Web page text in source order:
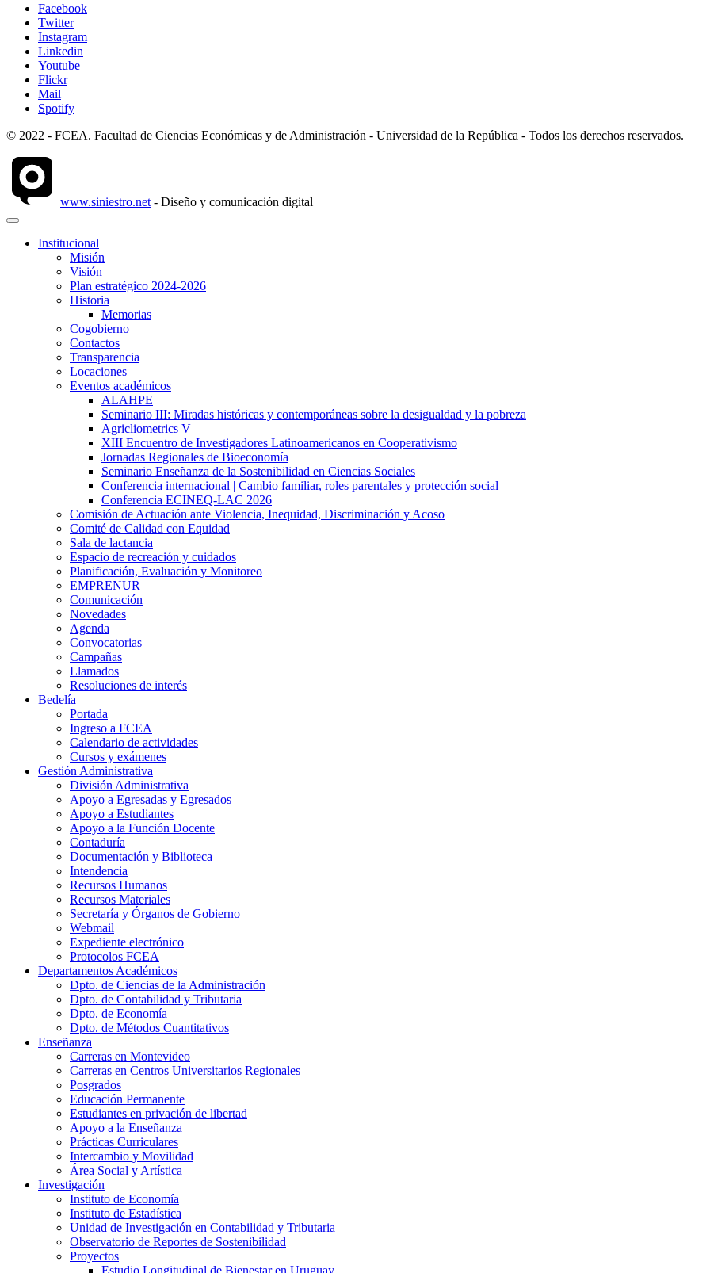
Facebook
Twitter
Instagram
Linkedin
Youtube
Flickr
Mail
Spotify
© 2022 - FCEA. Facultad de Ciencias Económicas y de Administración - Universidad de la República - Todos los derechos reservados.
www.siniestro.net - Diseño y comunicación digital
Institucional
Misión
Visión
Plan estratégico 2024-2026
Historia
Memorias
Cogobierno
Contactos
Transparencia
Locaciones
Eventos académicos
ALAHPE
Seminario III: Miradas históricas y contemporáneas sobre la desigualdad y la pobreza
Agricliometrics V
XIII Encuentro de Investigadores Latinoamericanos en Cooperativismo
Jornadas Regionales de Bioeconomía
Seminario Enseñanza de la Sostenibilidad en Ciencias Sociales
Conferencia internacional | Cambio familiar, roles parentales y protección social
Conferencia ECINEQ-LAC 2026
Comisión de Actuación ante Violencia, Inequidad, Discriminación y Acoso
Comité de Calidad con Equidad
Sala de lactancia
Espacio de recreación y cuidados
Planificación, Evaluación y Monitoreo
EMPRENUR
Comunicación
Novedades
Agenda
Convocatorias
Campañas
Llamados
Resoluciones de interés
Bedelía
Portada
Ingreso a FCEA
Calendario de actividades
Cursos y exámenes
Gestión Administrativa
División Administrativa
Apoyo a Egresadas y Egresados
Apoyo a Estudiantes
Apoyo a la Función Docente
Contaduría
Documentación y Biblioteca
Intendencia
Recursos Humanos
Recursos Materiales
Secretaría y Órganos de Gobierno
Webmail
Expediente electrónico
Protocolos FCEA
Departamentos Académicos
Dpto. de Ciencias de la Administración
Dpto. de Contabilidad y Tributaria
Dpto. de Economía
Dpto. de Métodos Cuantitativos
Enseñanza
Carreras en Montevideo
Carreras en Centros Universitarios Regionales
Posgrados
Educación Permanente
Estudiantes en privación de libertad
Apoyo a la Enseñanza
Prácticas Curriculares
Intercambio y Movilidad
Área Social y Artística
Investigación
Instituto de Economía
Instituto de Estadística
Unidad de Investigación en Contabilidad y Tributaria
Observatorio de Reportes de Sostenibilidad
Proyectos
Estudio Longitudinal de Bienestar en Uruguay